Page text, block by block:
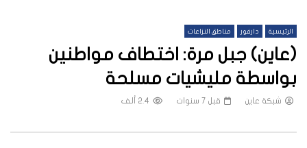
الرئيسية دارفور مناطق النزاعات
(عاين) جبل مرة: اختطاف مواطنين
بواسطة مليشيات مسلحة
شبكة عاين قبل 7 سنوات 2.4 ألف